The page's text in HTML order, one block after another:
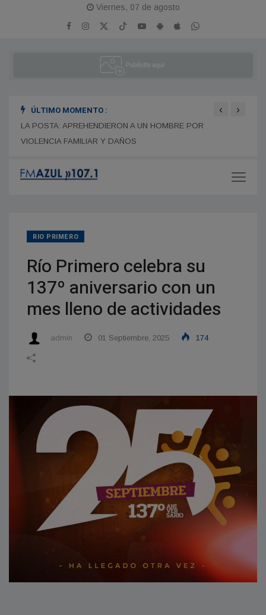
Viernes, 07 de agosto
ÚLTIMO MOMENTO :
LA POSTA: APREHENDIERON A UN HOMBRE POR
VIOLENCIA FAMILIAR Y DAÑOS
‹ ›
RIO PRIMERO
Río Primero celebra su
137º aniversario con un
mes lleno de actividades
admin 01 Septiembre, 2025 174